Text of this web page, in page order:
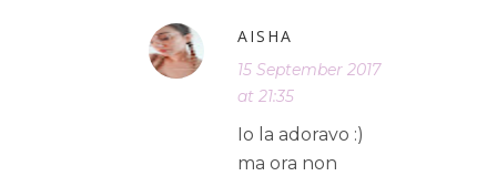
AISHA
15 September 2017
at 21:35
Io la adoravo :)
ma ora non